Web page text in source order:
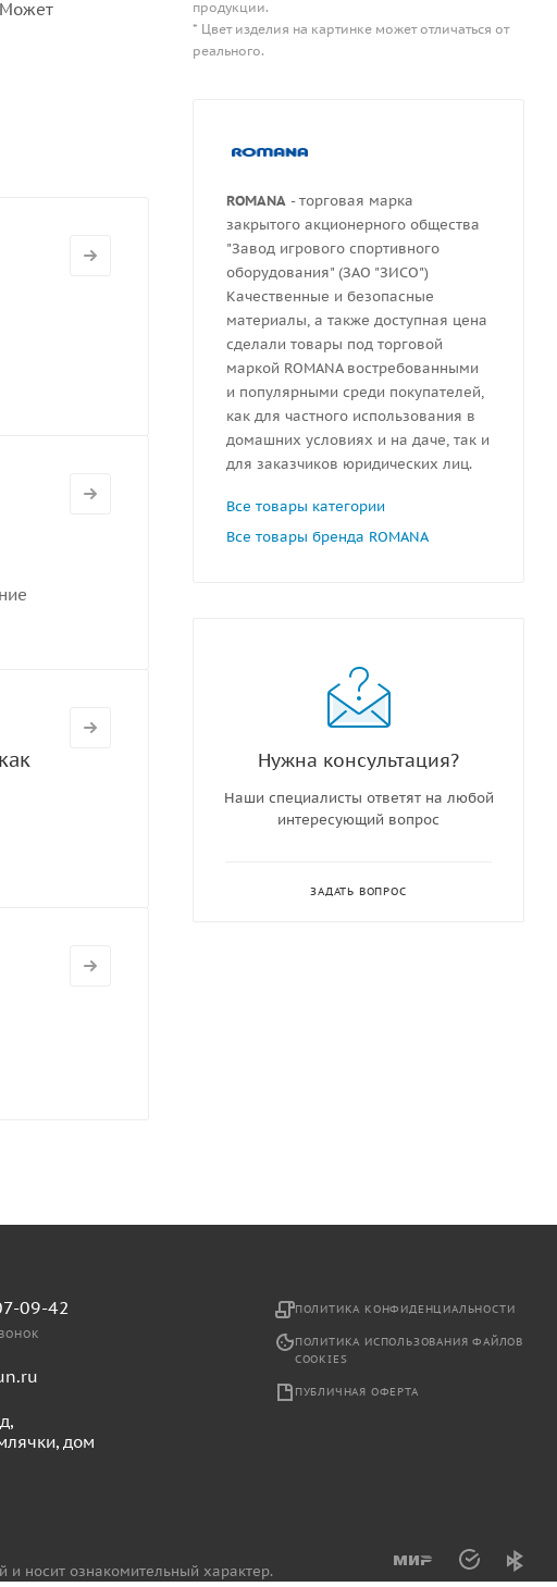
Может
продукции.
* Цвет изделия на картинке может отличаться от
реального.
ROMANA - торговая марка
закрытого акционерного общества
"Завод игрового спортивного
оборудования" (ЗАО "ЗИСО")
Качественные и безопасные
материалы, а также доступная цена
сделали товары под торговой
маркой ROMANA востребованными
и популярными среди покупателей,
как для частного использования в
домашних условиях и на даче, так и
для заказчиков юридических лиц.
Все товары категории
Все товары бренда ROMANA
Нужна консультация?
Наши специалисты ответят на любой
интересующий вопрос
ЗАДАТЬ ВОПРОС
09-42
дом
ПОЛИТИКА КОНФИДЕНЦИАЛЬНОСТИ
ПОЛИТИКА ИСПОЛЬЗОВАНИЯ ФАЙЛОВ
COOKIES
ПУБЛИЧНАЯ ОФЕРТА
носит ознакомительный характер.